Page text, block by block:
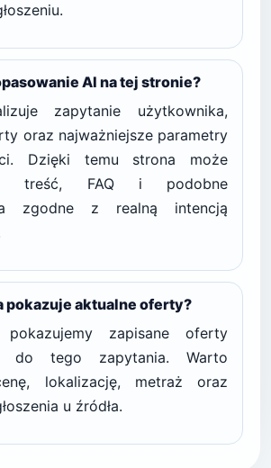
AI na tej stronie?
zapytanie użytkownika,
oraz najważniejsze parametry
Dzięki temu strona może
treść, FAQ i podobne
zgodne z realną intencją
pokazuje aktualne oferty?
zapisane oferty
do tego zapytania. Warto
lokalizację, metraż oraz
u źródła.